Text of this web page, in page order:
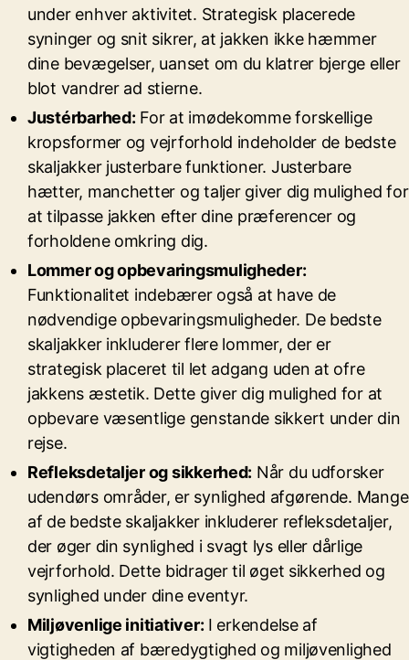
under enhver aktivitet. Strategisk placerede
syninger og snit sikrer, at jakken ikke hæmmer
dine bevægelser, uanset om du klatrer bjerge eller
blot vandrer ad stierne.
Justérbarhed: For at imødekomme forskellige
kropsformer og vejrforhold indeholder de bedste
skaljakker justerbare funktioner. Justerbare
hætter, manchetter og taljer giver dig mulighed for
at tilpasse jakken efter dine præferencer og
forholdene omkring dig.
Lommer og opbevaringsmuligheder:
Funktionalitet indebærer også at have de
nødvendige opbevaringsmuligheder. De bedste
skaljakker inkluderer flere lommer, der er
strategisk placeret til let adgang uden at ofre
jakkens æstetik. Dette giver dig mulighed for at
opbevare væsentlige genstande sikkert under din
rejse.
Refleksdetaljer og sikkerhed: Når du udforsker
udendørs områder, er synlighed afgørende. Mange
af de bedste skaljakker inkluderer refleksdetaljer,
der øger din synlighed i svagt lys eller dårlige
vejrforhold. Dette bidrager til øget sikkerhed og
synlighed under dine eventyr.
Miljøvenlige initiativer: I erkendelse af
vigtigheden af bæredygtighed og miljøvenlighed